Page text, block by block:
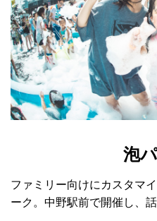
泡
ファミリー向けにカスタマ
ーク。中野駅前で開催し、話